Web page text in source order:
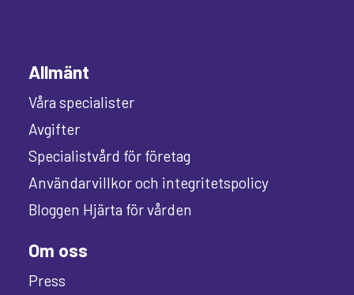
Allmänt
Våra specialister
Avgifter
Specialistvård för företag
Användarvillkor och integritetspolicy
Bloggen Hjärta för vården
Om oss
Press